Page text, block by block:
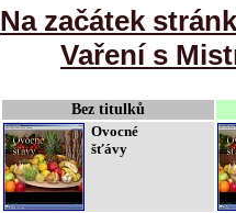
Na začátek
Vaření s
Bez titulků
Ovocné
šťávy